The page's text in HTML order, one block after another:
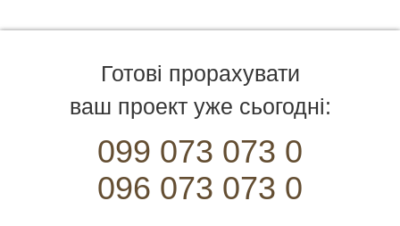
Готові прорахувати
ваш проект уже сьогодні:
099 073 073 0
096 073 073 0